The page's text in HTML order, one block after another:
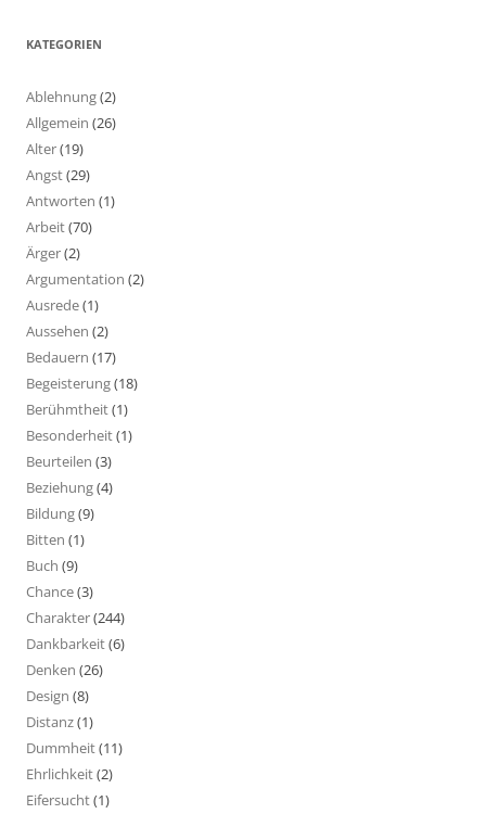
KATEGORIEN
Ablehnung(2)
Allgemein (26)
Alter(19)
Angst(29)
Antworten (1)
Arbeit(70)
Ärger(2)
Argumentation (2)
Ausrede(1)
Aussehen (2)
Bedauern (17)
Begeisterung(18)
Berühmtheit(1)
Besonderheit(1)
Beurteilen (3)
Beziehung(4)
Bildung(9)
Bitten (1)
Buch (9)
Chance(3)
Charakter(244)
Dankbarkeit(6)
Denken (26)
Design (8)
Distanz(1)
Dummheit(11)
Ehrlichkeit(2)
Eifersucht(1)